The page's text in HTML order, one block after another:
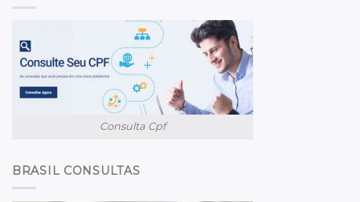
Consulta Cpf
BRASIL CONSULTAS